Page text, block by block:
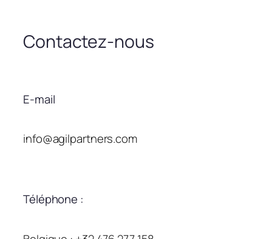
Contactez-nous
E-mail
info@agilpartners.com
Téléphone :